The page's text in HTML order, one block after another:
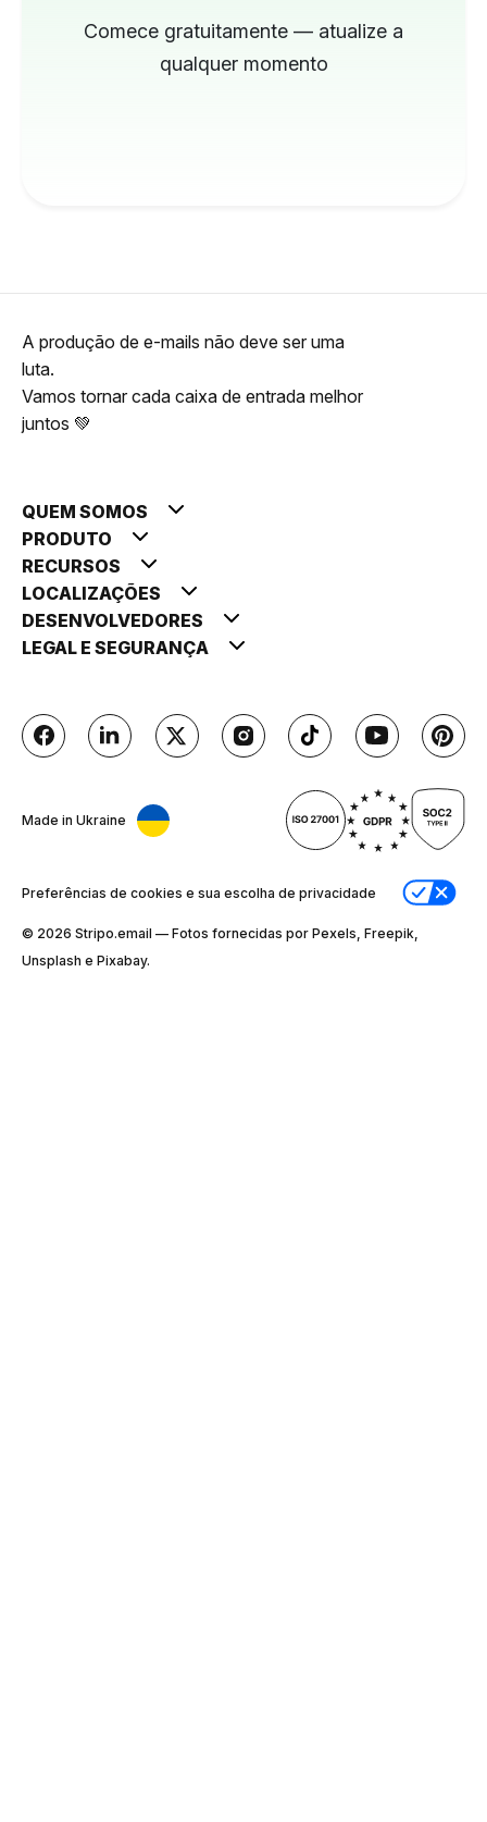
Comece gratuitamente — atualize a
qualquer momento
A produção de e-mails não deve ser uma
luta.
Vamos tornar cada caixa de entrada melhor
juntos 💚
QUEM SOMOS
PRODUTO
RECURSOS
LOCALIZAÇÕES
DESENVOLVEDORES
LEGAL E SEGURANÇA
Made in Ukraine
Preferências de cookies e sua escolha de privacidade
© 2026 Stripо.email — Fotos fornecidas por Pexels, Freepik,
Unsplash e Pixabay.